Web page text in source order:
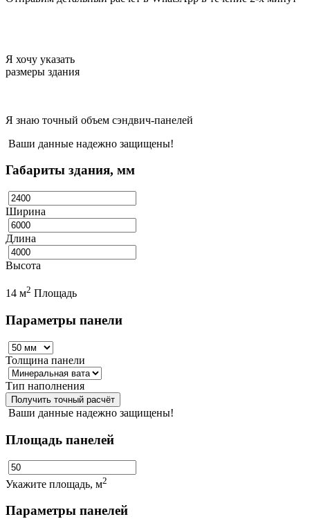
Я хочу указать
размеры здания
Я знаю точный объем сэндвич-панелей
Ваши данные надежно защищены!
Габариты здания, мм
Ширина
Длина
Высота
14 м2 Площадь
Параметры панели
Толщина панели
Тип наполнения
Получить точный расчёт
Ваши данные надежно защищены!
Площадь панелей
Укажите площадь, м2
Параметры панелей